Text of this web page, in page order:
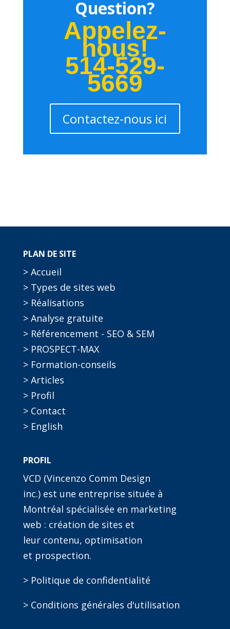
Question?
Appelez-
nous!
514-529-
5669
Contactez-nous ici
PLAN DE SITE
> Accueil
> Types de sites web
> Réalisations
> Analyse gratuite
> Référencement - SEO & SEM
> PROSPECT-MAX
> Formation-conseils
> Articles
> Profil
> Contact
> English
PROFIL
VCD (Vincenzo Comm Design
inc.) est une entreprise située à
Montréal spécialisée en marketing
web : création de sites et
leur contenu, optimisation
et prospection.
> Politique de confidentialité
> Conditions générales d'utilisation